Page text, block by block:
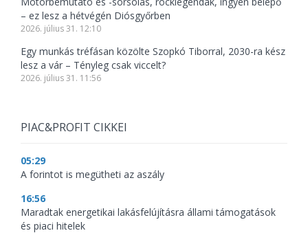
– ez lesz a hétvégén Diósgyőrben
2026. július 31. 12:10
Egy munkás tréfásan közölte Szopkó Tiborral, 2030-ra kész
lesz a vár – Tényleg csak viccelt?
2026. július 31. 11:56
PIAC&PROFIT CIKKEI
05:29
A forintot is megütheti az aszály
16:56
Maradtak energetikai lakásfelújításra állami támogatások
és piaci hitelek